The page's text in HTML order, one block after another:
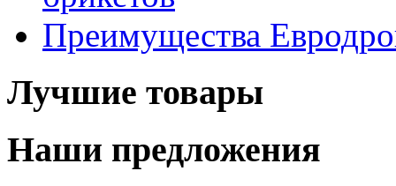
Преимущества
Лучшие товары
Наши предложения